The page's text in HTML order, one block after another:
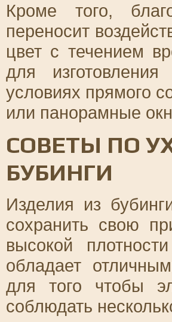
Кроме того,
переносит
цвет с течением
для
условиях прямого
или панорамные
СОВЕТЫ ПО
БУБИНГИ
Изделия из
сохранить свою
высокой
обладает
для того чтобы
соблюдать